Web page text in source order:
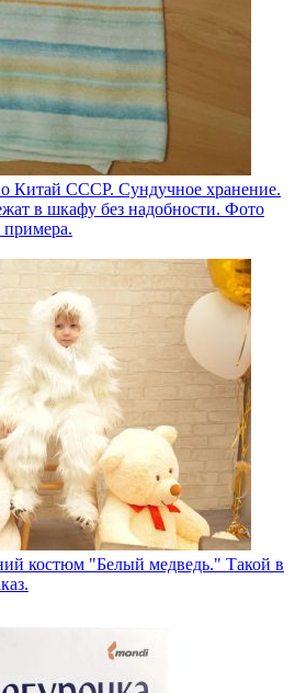
Китай СССР. Сундучное хранение.
в шкафу без надобности. Фото
примера.
костюм "Белый медведь." Такой в